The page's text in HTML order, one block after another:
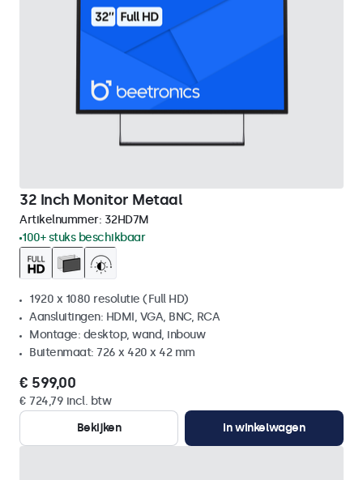
32 Inch Monitor Metaal
Artikelnummer: 32HD7M
100+ stuks beschikbaar
1920 x 1080 resolutie (Full HD)
Aansluitingen: HDMI, VGA, BNC, RCA
Montage: desktop, wand, inbouw
Buitenmaat: 726 x 420 x 42 mm
€ 599,00
€ 724,79 incl. btw
Bekijken
In winkelwagen